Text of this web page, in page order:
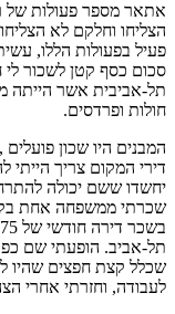
אתאר מספר פעולות של
הצליחו וחלקם לא
פעיל בפעולות הללו,
סכום כסף קטן לשכור לי
תל-אביבית אשר הייתה
חולות ופרדסים.
המבנים היו שכון
דירי המקום צריך
יחשדו ששם יכולה
שכרתי ממשפחה אחת
תל-אביב. הופעתי שם
שכלל קצת חפצים שהיו
לעבודה, וחזרתי אחרי